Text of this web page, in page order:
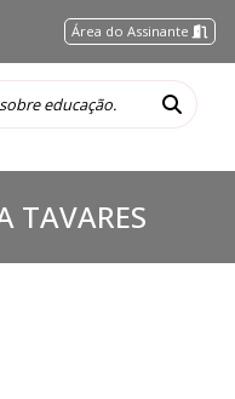
Área do Assinante
TAVARES